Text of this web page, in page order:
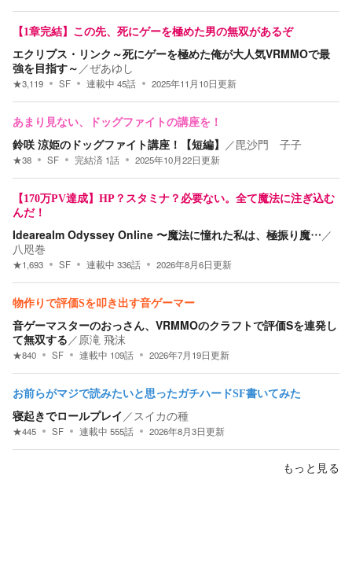
【1章完結】この先、死にゲーを極めた男の無双があるぞ
エクリプス・リンク～死にゲーを極めた俺が大人気VRMMOで最
強を目指す～ ／ぜあゆし
★3,119 SF 連載中 45話 2025年11月10日更新
あまり見ない、ドッグファイトの講座を！
鈴咲 涼姫のドッグファイト講座！【短編】 ／毘沙門 子子
★38 SF 完結済 1話 2025年10月22日更新
【170万PV達成】HP？スタミナ？必要ない。全て魔法に注ぎ込む
んだ！
Idearealm Odyssey Online 〜魔法に憧れた私は、極振り魔… ／
八咫巻
★1,693 SF 連載中 336話 2026年8月6日更新
物作りで評価Sを叩き出す音ゲーマー
音ゲーマスターのおっさん、VRMMOのクラフトで評価Sを連発し
て無双する ／ 原滝 飛沫
★840 SF 連載中 109話 2026年7月19日更新
お前らがマジで読みたいと思ったガチハードSF書いてみた
寝起きでロールプレイ ／ スイカの種
★445 SF 連載中 555話 2026年8月3日更新
もっと見る